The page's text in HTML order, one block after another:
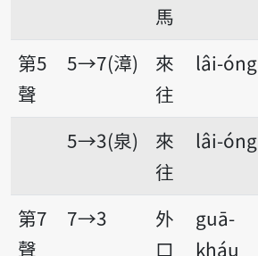
馬
第5
聲
5→7(漳)
來
往
lâi-óng
5→3(泉)
來
往
lâi-óng
第7
聲
7→3
外
口
guā-
kháu